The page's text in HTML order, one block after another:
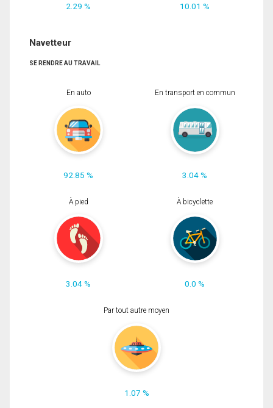
2.29 % 10.01 %
Navetteur
SE RENDRE AU TRAVAIL
En auto
92.85 %
En transport en commun
3.04 %
À pied
3.04 %
À bicyclette
0.0 %
Par tout autre moyen
1.07 %